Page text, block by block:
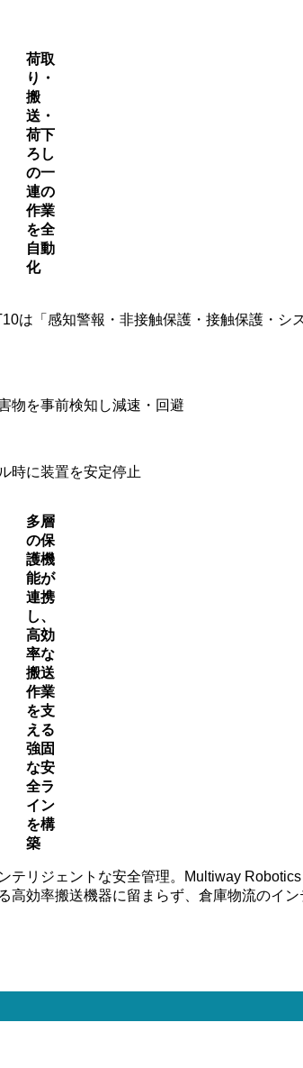
荷取
り・
搬
送・
荷下
ろし
の一
連の
作業
を全
自動
化
は「感知警報・非接触保護・接触保護・シ
物を事前検知し減速・回避
時に装置を安定停止
多層
の保
護機
能が
連携
し、
高効
率な
搬送
作業
を支
える
強固
な安
全ラ
イン
を構
築
リジェントな安全管理。Multiway
効率搬送機器に留まらず、倉庫物流のイ